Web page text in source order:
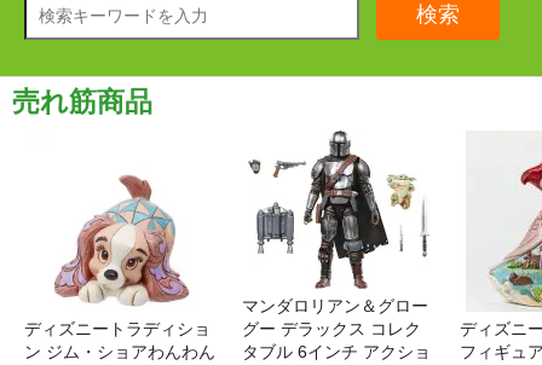
検索
売れ筋商品
ディズニートラディショ
ン ジム・ショアわんわん
マンダロリアン＆グロー
グー デラックス コレク
タブル 6インチ アクショ
ディズニ
フィギュ